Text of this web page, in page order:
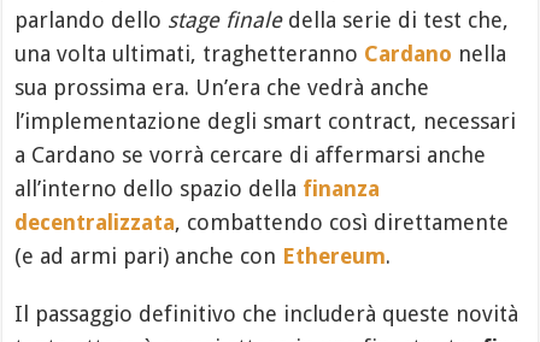
parlando dello stage finaledella serie di test che,
una volta ultimati, traghetteranno Cardano nella
sua prossima era. Un’era che vedrà anche
l’implementazione degli smart contract, necessari
a Cardano se vorrà cercare di affermarsi anche
all’interno dello spazio della finanza
decentralizzata, combattendo così direttamente
(e ad armi pari) anche con Ethereum.
Il passaggio definitivo che includerà queste novità